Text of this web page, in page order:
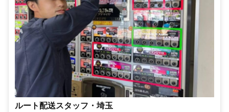
ルート配送スタッフ・埼玉